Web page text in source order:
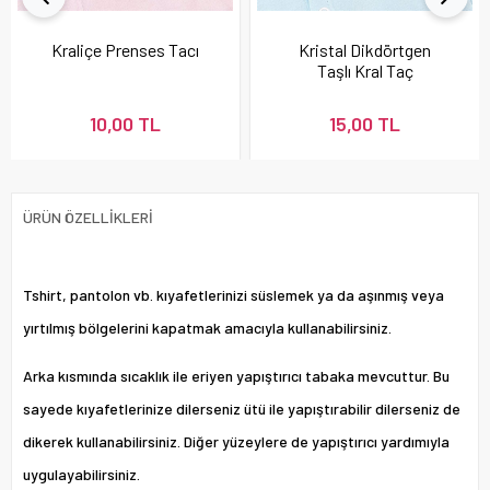
Kraliçe Prenses Tacı
10,00 TL
Kristal Dikdörtgen
Taşlı Kral Taç
15,00 TL
ÜRÜN ÖZELLIKLERI
Tshirt, pantolon vb. kıyafetlerinizi süslemek ya da aşınmış veya
yırtılmış bölgelerini kapatmak amacıyla kullanabilirsiniz.
Arka kısmında sıcaklık ile eriyen yapıştırıcı tabaka mevcuttur. Bu
sayede kıyafetlerinize dilerseniz ütü ile yapıştırabilir dilerseniz de
dikerek kullanabilirsiniz. Diğer yüzeylere de yapıştırıcı yardımıyla
uygulayabilirsiniz.